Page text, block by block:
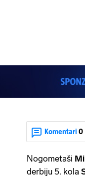
Komentari 0
Nogometaši
derbiju 5. kola